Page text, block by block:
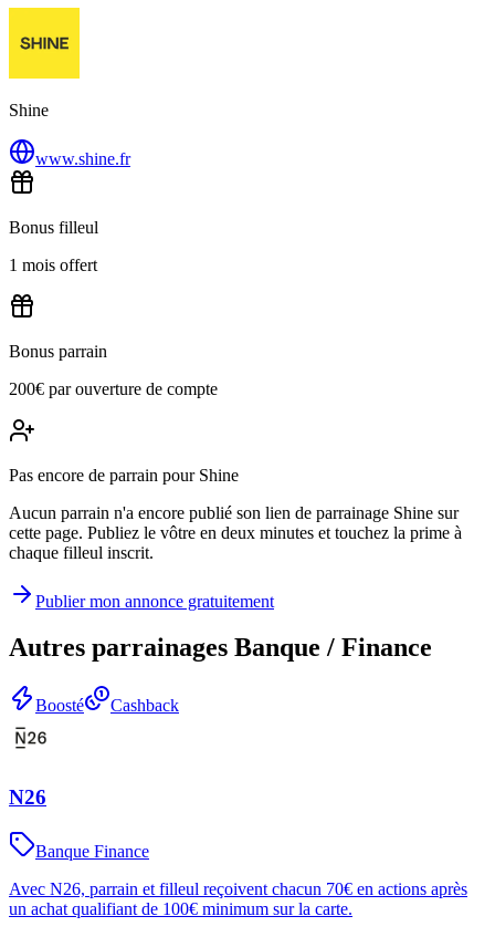
Shine
www.shine.fr
Bonus filleul
1 mois offert
Bonus parrain
200€ par ouverture de compte
Pas encore de parrain pour Shine
Aucun parrain n'a encore publié son lien de parrainage Shine sur
cette page. Publiez le vôtre en deux minutes et touchez la prime à
chaque filleul inscrit.
Publier mon annonce gratuitement
Autres parrainages Banque / Finance
Boosté Cashback
N26
Banque Finance
Avec N26, parrain et filleul reçoivent chacun 70€ en actions après
un achat qualifiant de 100€ minimum sur la carte.